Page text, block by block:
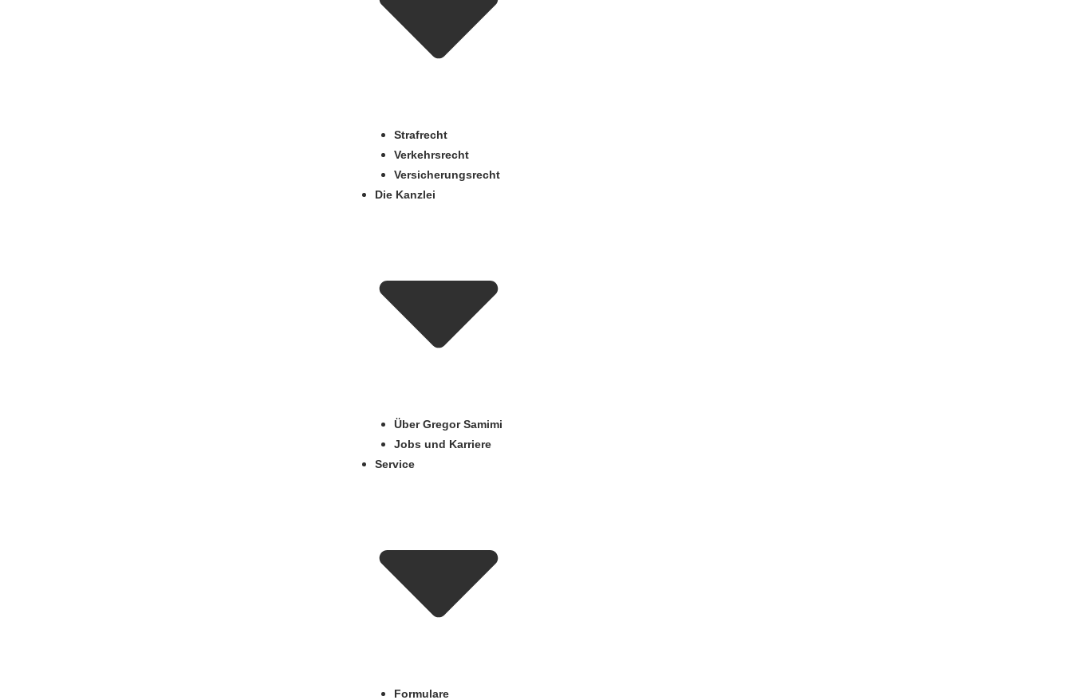
Strafrecht
Verkehrsrecht
Versicherungsrecht
Die Kanzlei
Über Gregor Samimi
Jobs und Karriere
Service
Formulare